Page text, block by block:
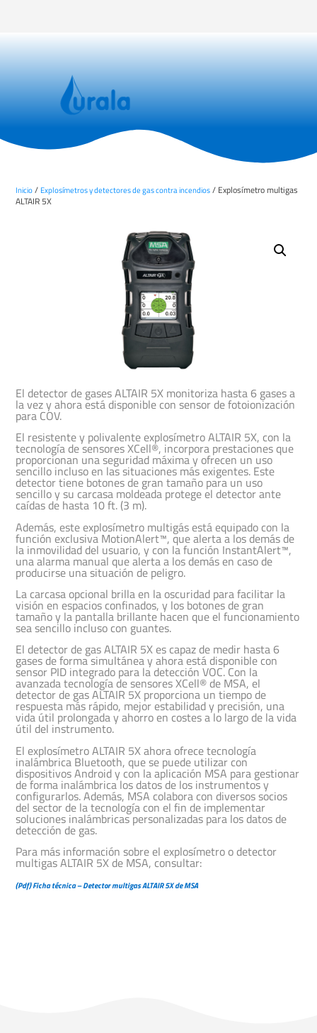
Inicio/ Explosímetros y detectores de gas contra incendios/ Explosímetro multigas
ALTAIR 5X
El detector de gases ALTAIR 5X monitoriza hasta 6 gases a
la vez y ahora está disponible con sensor de fotoionización
para COV.
El resistente y polivalente explosímetro ALTAIR 5X, con la
tecnología de sensores XCell®, incorpora prestaciones que
proporcionan una seguridad máxima y ofrecen un uso
sencillo incluso en las situaciones más exigentes. Este
detector tiene botones de gran tamaño para un uso
sencillo y su carcasa moldeada protege el detector ante
caídas de hasta 10 ft. (3 m).
Además, este explosímetro multigás está equipado con la
función exclusiva MotionAlert™, que alerta a los demás de
la inmovilidad del usuario, y con la función InstantAlert™,
una alarma manual que alerta a los demás en caso de
producirse una situación de peligro.
La carcasa opcional brilla en la oscuridad para facilitar la
visión en espacios confinados, y los botones de gran
tamaño y la pantalla brillante hacen que el funcionamiento
sea sencillo incluso con guantes.
El detector de gas ALTAIR 5X es capaz de medir hasta 6
gases de forma simultánea y ahora está disponible con
sensor PID integrado para la detección VOC. Con la
avanzada tecnología de sensores XCell® de MSA, el
detector de gas ALTAIR 5X proporciona un tiempo de
respuesta más rápido, mejor estabilidad y precisión, una
vida útil prolongada y ahorro en costes a lo largo de la vida
útil del instrumento.
El explosímetro ALTAIR 5X ahora ofrece tecnología
inalámbrica Bluetooth, que se puede utilizar con
dispositivos Android y con la aplicación MSA para gestionar
de forma inalámbrica los datos de los instrumentos y
configurarlos. Además, MSA colabora con diversos socios
del sector de la tecnología con el fin de implementar
soluciones inalámbricas personalizadas para los datos de
detección de gas.
Para más información sobre el explosímetro o detector
multigas ALTAIR 5X de MSA, consultar:
(Pdf) Ficha técnica – Detector multigas ALTAIR 5X de MSA